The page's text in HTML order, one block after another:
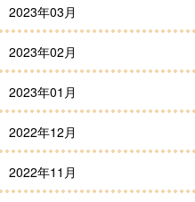
2023年03月
2023年02月
2023年01月
2022年12月
2022年11月